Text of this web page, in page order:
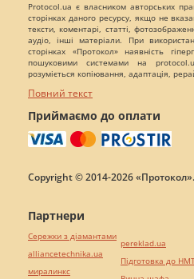
Protocol.ua є власником авторських
сторінках даного ресурсу, якщо не
тексти, коментарі, статті,
аудіо, інші матеріали. При
сторінках «Протокол» наявність
пошуковими системами на
розуміється копіювання, адаптація,
Повний текст
Приймаємо до оплати
Copyright © 2014-2026
Партнери
Сережки з діамантами
alliancetechnika.ua
миралинкс
pereklad.ua
Підготовка до